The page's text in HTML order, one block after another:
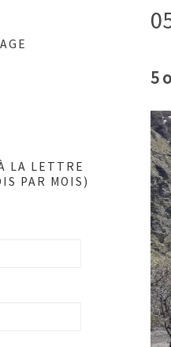
5
LA LETTRE
PAR MOIS)